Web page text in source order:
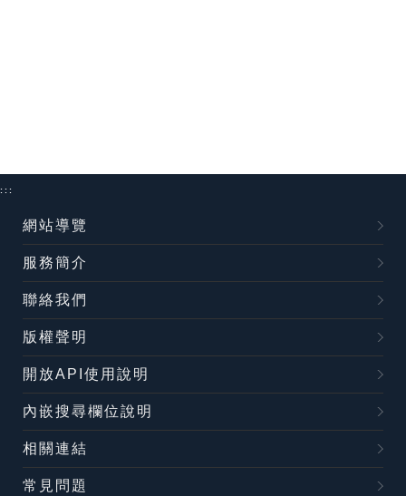
:::
網站導覽
服務簡介
聯絡我們
版權聲明
開放API使用說明
內嵌搜尋欄位說明
相關連結
常見問題